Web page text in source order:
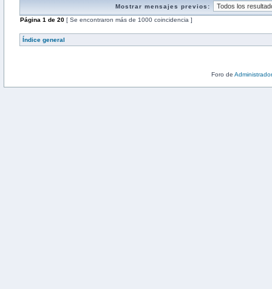
Mostrar mensajes previos:
Página 1 de 20 [ Se encontraron más de 1000 coincidencia ]
Índice general
Foro de